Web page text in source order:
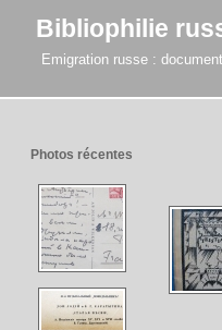
Bibliophilie
Emigration russe :
Photos récentes